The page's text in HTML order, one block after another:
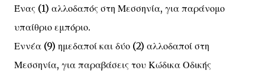
Ένας (1) αλλοδαπός στη Μεσσηνία, για παράνομο
υπαίθριο εμπόριο.
Εννέα (9) ημεδαποί και δύο (2) αλλοδαποί στη
Μεσσηνία, για παραβάσεις του Κώδικα Οδικής